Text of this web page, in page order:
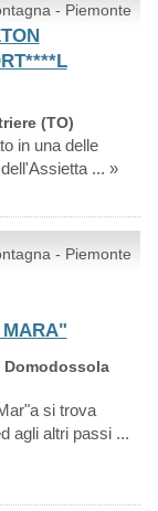
- Piemonte
(TO)
in una delle
... »
- Piemonte
MARA"
Domodossola
si trova
agli altri passi ...